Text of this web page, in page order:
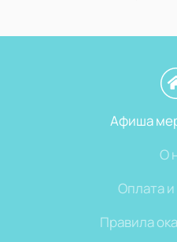
Афиша
О
Оплата и
Правила